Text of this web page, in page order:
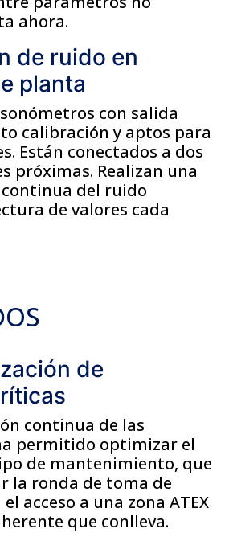
ahora.
de ruido en
planta
con salida
calibración y aptos para
Están conectados a dos
próximas. Realizan una
del ruido
de valores cada
de
continua de las
permitido optimizar el
de mantenimiento, que
la ronda de toma de
acceso a una zona ATEX
que conlleva.